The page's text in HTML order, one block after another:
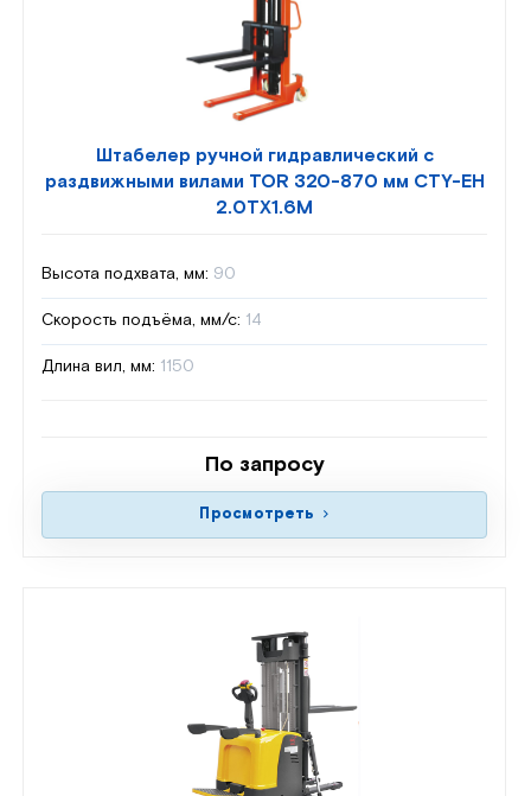
Штабелер ручной гидравлический с
раздвижными вилами TOR 320-870 мм CTY-EH
2.0TX1.6M
Высота подхвата, мм: 90
Скорость подъёма, мм/с: 14
Длина вил, мм: 1150
По запросу
Просмотреть